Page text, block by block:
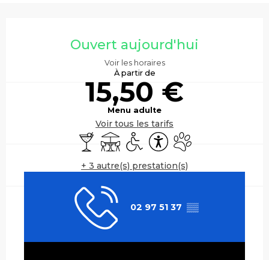
Ouvert aujourd'hui
Voir les horaires
À partir de
15,50 €
Menu adulte
Voir tous les tarifs
Bar / Buvette
TerrasseAccès handicapés
Accessibilité
Animaux acceptés
+ 3 autre(s) prestation(s)
02 97 51 37 ▒▒